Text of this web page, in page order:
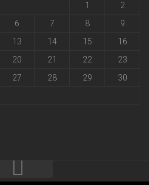
1
2
6 7 8
9
13 14 15
16
20 21 22
23
27 28 29
30